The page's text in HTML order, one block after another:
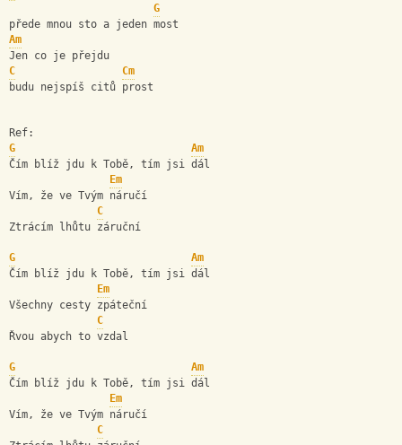
G
přede mnou sto a jeden most
Am
Jen co je přejdu
C
Cm
budu nejspíš citů prost
Ref:
G
Am
Čím blíž jdu k Tobě, tím jsi dál
Em
Vím, že ve Tvým náručí
C
Ztrácím lhůtu záruční
G
Am
Čím blíž jdu k Tobě, tím jsi dál
Em
Všechny cesty zpáteční
C
Řvou abych to vzdal
G
Am
Čím blíž jdu k Tobě, tím jsi dál
Em
Vím, že ve Tvým náručí
C